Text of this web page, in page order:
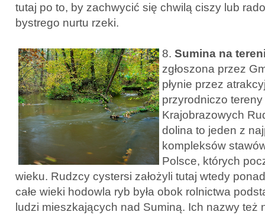
tutaj po to, by zachwycić się chwilą ciszy lub
bystrego nurtu rzeki.
8. Sumina na
zgłoszona przez
płynie przez
przyrodniczo
Krajobrazowych
dolina to jeden z
kompleksów
Polsce, których
wieku. Rudzcy cystersi założyli tutaj wtedy
całe wieki hodowla ryb była obok rolnictwa
ludzi mieszkających nad Suminą. Ich nazwy też